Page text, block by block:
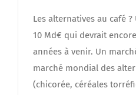
Les alternatives au café
10 Md€ qui devrait
années à venir. Un
marché mondial des
(chicorée, céréales